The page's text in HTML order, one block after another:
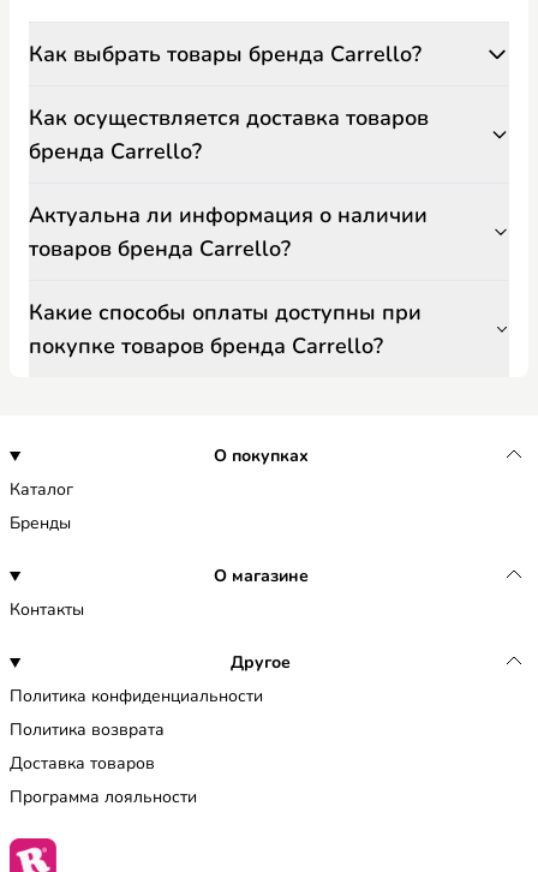
Как выбрать товары бренда Carrello?
Как осуществляется доставка товаров
бренда Carrello?
Актуальна ли информация о наличии
товаров бренда Carrello?
Какие способы оплаты доступны при
покупке товаров бренда Carrello?
О покупках
Каталог
Бренды
О магазине
Контакты
Другое
Политика конфиденциальности
Политика возврата
Доставка товаров
Программа лояльности